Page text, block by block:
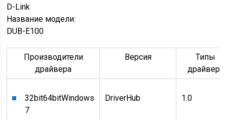
D-Link
Название модели:
DUB-E100
Производители
драйвера
Версия
Типы
драйвера
32bit64bitWindows
7
DriverHub 1.0